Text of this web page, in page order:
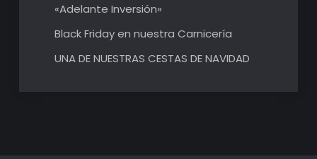
«Adelante Inversión»
Black Friday en nuestra Carnicería
UNA DE NUESTRAS CESTAS DE NAVIDAD